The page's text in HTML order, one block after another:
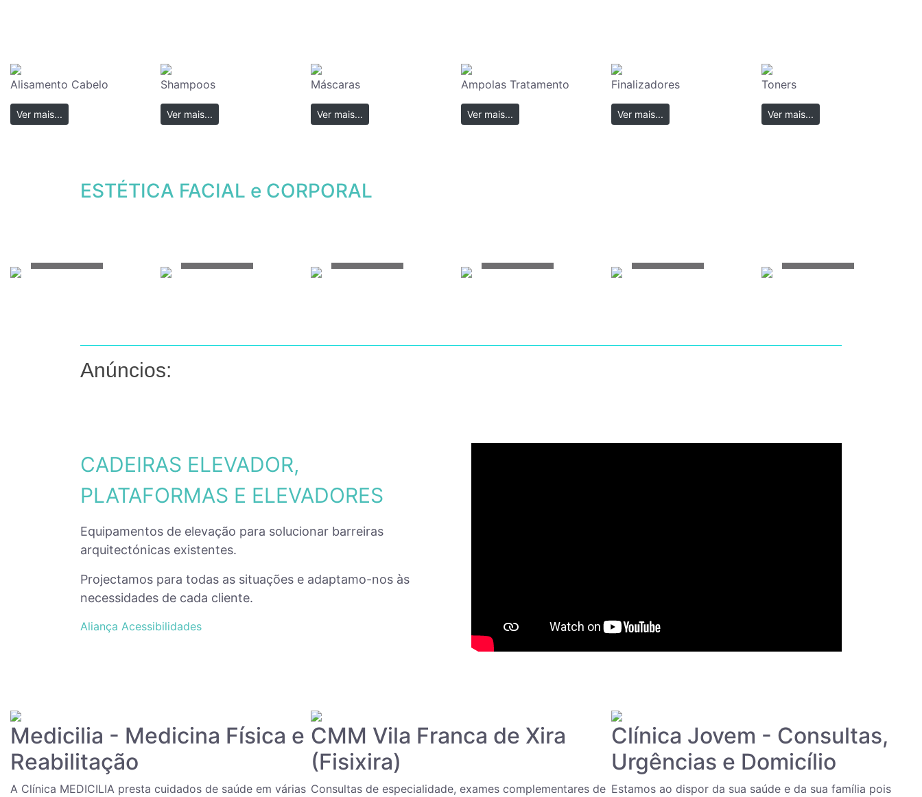
Alisamento Cabelo
Ver mais...
Shampoos
Ver mais...
Máscaras
Ver mais...
Ampolas Tratamento
Ver mais...
Finalizadores
Ver mais...
Toners
Ver mais...
ESTÉTICA FACIAL e CORPORAL
Anúncios:
CADEIRAS ELEVADOR,
PLATAFORMAS E ELEVADORES
Equipamentos de elevação para solucionar barreiras
arquitectónicas existentes.
Projectamos para todas as situações e adaptamo-nos às
necessidades de cada cliente.
Aliança Acessibilidades
Medicilia - Medicina Física e
Reabilitação
A Clínica MEDICILIA presta cuidados de saúde em várias
CMM Vila Franca de Xira
(Fisixira)
Consultas de especialidade, exames complementares de
Clínica Jovem - Consultas,
Urgências e Domicílio
Estamos ao dispor da sua saúde e da sua família pois